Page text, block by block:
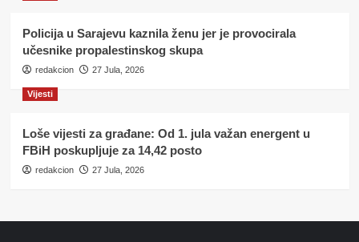
Policija u Sarajevu kaznila ženu jer je provocirala
učesnike propalestinskog skupa
redakcion 27 Jula, 2026
Vijesti
Loše vijesti za građane: Od 1. jula važan energent u
FBiH poskupljuje za 14,42 posto
redakcion 27 Jula, 2026